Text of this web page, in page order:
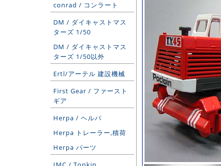
conrad / コンラート
DM / ダイキャストマス
ターズ 1/50
DM / ダイキャストマス
ターズ 1/50以外
Ertl/アーテル 建設機械
First Gear / ファースト
ギア
Herpa / ヘルパ
Herpa トレーラー,積荷
Herpa パーツ